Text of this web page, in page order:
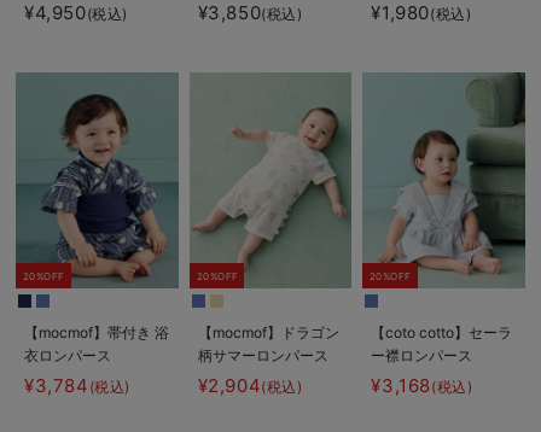
ール
¥4,950(税込) ¥3,850(税込)
ハンカチ3枚組
¥1,980(税込)
20%OFF
【mocmof】帯付き 浴
衣ロンパース
¥3,784 (税込)
20%OFF
【mocmof】ドラゴン
柄サマーロンパース
¥2,904(税込)
20%OFF
【coto cotto】セーラ
ー襟ロンパース
¥3,168(税込)